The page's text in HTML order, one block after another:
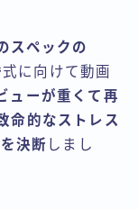
スペックの
に向けて動画
ューが重くて再
命的なストレス
決断 しまし